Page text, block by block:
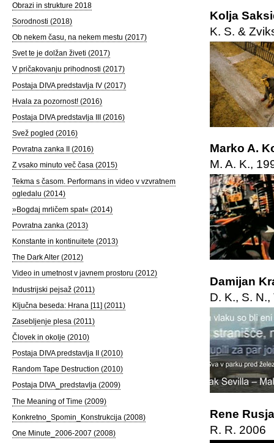
Kolja
K. S. &
Marko A.
M. A. K.,
Damijan
D. K., S.
Rene
R. R. 2006
Obrazi in strukture 2018
Sorodnosti (2018)
Ob nekem času, na nekem mestu (2017)
Svet te je dolžan živeti (2017)
V pričakovanju prihodnosti (2017)
Postaja DIVA predstavlja IV (2017)
Hvala za pozornost! (2016)
Postaja DIVA predstavlja III (2016)
Svež pogled (2016)
Povratna zanka II (2016)
Z vsako minuto več časa (2015)
Tekma s časom. Performans in video v vzvratnem
ogledalu (2014)
»Bogdaj mrličem spat« (2014)
Povratna zanka (2013)
Konstante in kontinuitete (2013)
The Dark Alter (2012)
Video in umetnost v javnem prostoru (2012)
Industrijski pejsaž (2011)
Ključna beseda: Hrana [11] (2011)
Zasebljenje plesa (2011)
Človek in okolje (2010)
Postaja DIVA predstavlja II (2010)
Random Tape Destruction (2010)
Postaja DIVA_predstavlja (2009)
The Meaning of Time (2009)
Konkretno_Spomin_Konstrukcija (2008)
One Minute_2006-2007 (2008)